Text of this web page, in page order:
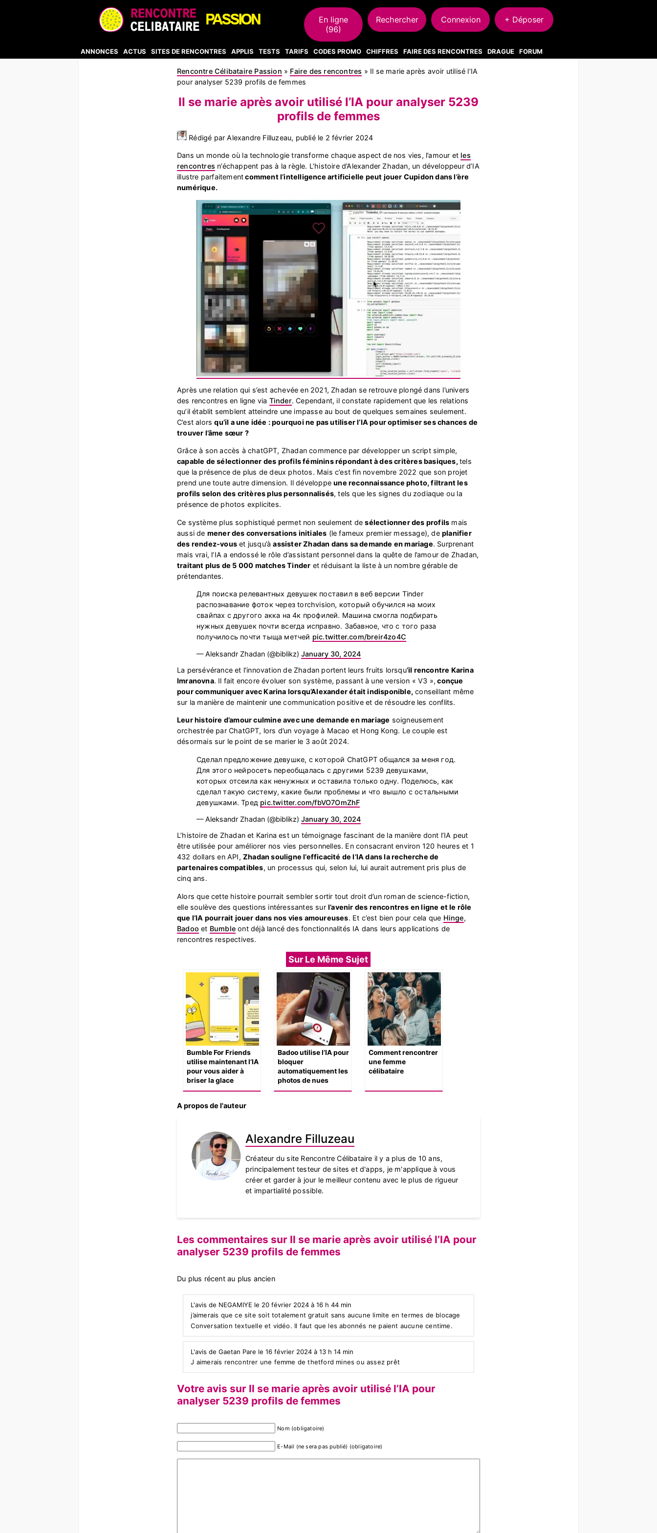
En ligne
(96)
Rechercher Connexion + Déposer
ANNONCES ACTUS SITES DE RENCONTRES APPLIS TESTS TARIFS CODES PROMO CHIFFRES FAIRE DES RENCONTRES DRAGUE FORUM
Rencontre Célibataire Passion » Faire des rencontres » Il se marie après avoir utilisé l’IA
pour analyser 5239 profils de femmes
Il se marie après avoir utilisé l’IA pour analyser 5239
profils de femmes
Rédigé par Alexandre Filluzeau, publié le 2 février 2024
Dans un monde où la technologie transforme chaque aspect de nos vies, l’amour et les
rencontres n’échappent pas à la règle. L’histoire d’Alexander Zhadan, un développeur d’IA
illustre parfaitementcomment l’intelligence artificielle peut jouer Cupidon dans l’ère
numérique.
Après une relation qui s’est achevée en 2021, Zhadan se retrouve plongé dans l’univers
des rencontres en ligne via Tinder. Cependant, il constate rapidement que les relations
qu’il établit semblent atteindre une impasse au bout de quelques semaines seulement.
C’est alorsqu’il a une idée : pourquoi ne pas utiliser l’IA pour optimiser ses chances de
trouver l’âme sœur ?
Grâce à son accès à chatGPT, Zhadan commence par développer un script simple,
capable de sélectionner des profils féminins répondant à des critères basiques, tels
que la présence de plus de deux photos. Mais c’est fin novembre 2022 que son projet
prend une toute autre dimension. Il développeune reconnaissance photo, filtrant les
profils selon des critères plus personnalisés, tels que les signes du zodiaque ou la
présence de photos explicites.
Ce système plus sophistiqué permet non seulement desélectionner des profils mais
aussi de mener des conversations initiales (le fameux premier message), deplanifier
des rendez-vouset jusqu’àassister Zhadan dans sa demande en mariage. Surprenant
mais vrai, l’IA a endossé le rôle d’assistant personnel dans la quête de l’amour de Zhadan,
traitant plus de 5 000 matches Tinder et réduisant la liste à un nombre gérable de
prétendantes.
Для поиска релевантных девушек поставил в веб версии Tinder
распознавание фоток через torchvision, который обучился на моих
свайпах с другого акка на 4к профилей. Машина смогла подбирать
нужных девушек почти всегда исправно. Забавное, что с того раза
получилось почти тыща метчей pic.twitter.com/breir4zo4C
— Aleksandr Zhadan (@biblikz) January 30, 2024
La persévérance et l’innovation de Zhadan portent leurs fruits lorsqu‘il rencontre Karina
Imranovna. Il fait encore évoluer son système, passant à une version « V3 », conçue
pour communiquer avec Karina lorsqu’Alexander était indisponible, conseillant même
sur la manière de maintenir une communication positive et de résoudre les conflits.
Leur histoire d’amour culmine avec une demande en mariage soigneusement
orchestrée par ChatGPT, lors d’un voyage à Macao et Hong Kong. Le couple est
désormais sur le point de se marier le 3 août 2024.
Сделал предложение девушке, с которой ChatGPT общался за меня год.
Для этого нейросеть переобщалась с другими 5239 девушками,
которых отсеила как ненужных и оставила только одну. Поделюсь, как
сделал такую систему, какие были проблемы и что вышло с остальными
девушками. Тред pic.twitter.com/fbVO7OmZhF
— Aleksandr Zhadan (@biblikz) January 30, 2024
L’histoire de Zhadan et Karina est un témoignage fascinant de la manière dont l’IA peut
être utilisée pour améliorer nos vies personnelles. En consacrant environ 120 heures et 1
432 dollars en API, Zhadan souligne l’efficacité de l’IA dans la recherche de
partenaires compatibles, un processus qui, selon lui, lui aurait autrement pris plus de
cinq ans.
Alors que cette histoire pourrait sembler sortir tout droit d’un roman de science-fiction,
elle soulève des questions intéressantes sur l’avenir des rencontres en ligne et le rôle
que l’IA pourrait jouer dans nos vies amoureuses. Et c’est bien pour cela que Hinge,
Badoo et Bumble ont déjà lancé des fonctionnalités IA dans leurs applications de
rencontres respectives.
Sur Le Même Sujet
Bumble For Friends
utilise maintenant l’IA
pour vous aider à
briser la glace
Badoo utilise l’IA pour
bloquer
automatiquement les
photos de nues
Comment rencontrer
une femme
célibataire
A propos de l'auteur
Alexandre Filluzeau
Créateur du site Rencontre Célibataire il y a plus de 10 ans,
principalement testeur de sites et d'apps, je m'applique à vous
créer et garder à jour le meilleur contenu avec le plus de rigueur
et impartialité possible.
Les commentaires sur Il se marie après avoir utilisé l’IA pour
analyser 5239 profils de femmes
Du plus récent au plus ancien
L'avis de NEGAMIYE le 20 février 2024 à 16 h 44 min
j’aimerais que ce site soit totalement gratuit sans aucune limite en termes de blocage
Conversation textuelle et vidéo. Il faut que les abonnés ne paient aucune centime.
L'avis de Gaetan Pare le 16 février 2024 à 13 h 14 min
J aimerais rencontrer une femme de thetford mines ou assez prêt
Votre avis sur Il se marie après avoir utilisé l’IA pour
analyser 5239 profils de femmes
Nom (obligatoire)
E-Mail (ne sera pas publié) (obligatoire)